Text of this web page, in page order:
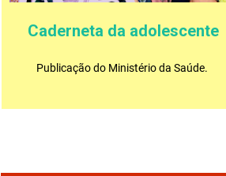
Caderneta da adolescente
Publicação do Ministério da Saúde.